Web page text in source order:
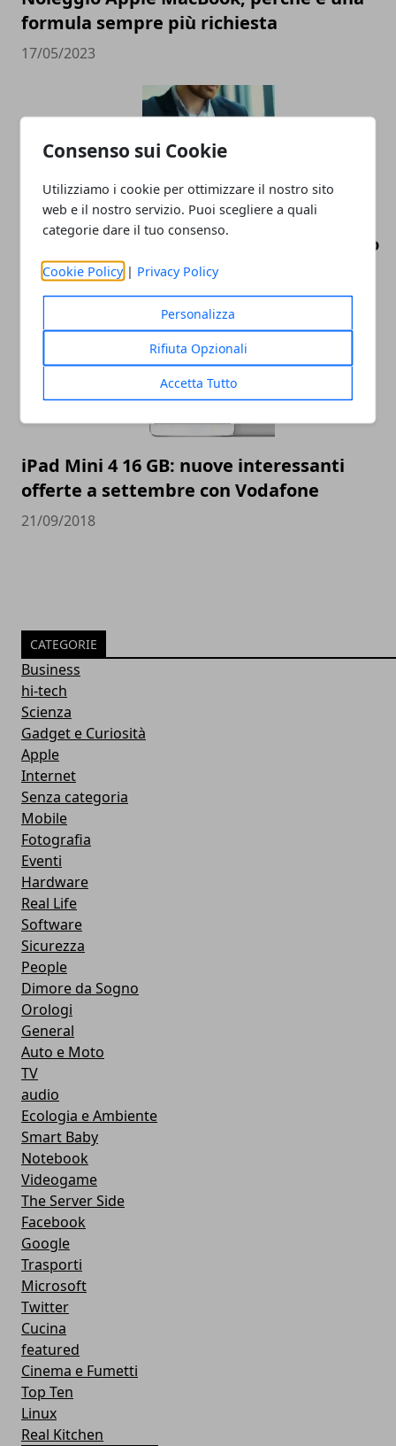
Consenso sui Cookie
Utilizziamo i cookie per ottimizzare il nostro sito
web e il nostro servizio. Puoi scegliere a quali
categorie dare il tuo consenso.
Cookie Policy | Privacy Policy
Personalizza
Rifiuta Opzionali
Accetta Tutto
formula sempre più richiesta
17/05/2023
Alcuni vantaggi di un Mac ricondizionato
23/03/2021
iPad Mini 4 16 GB: nuove interessanti
offerte a settembre con Vodafone
21/09/2018
CATEGORIE
Business
hi-tech
Scienza
Gadget e Curiosità
Apple
Internet
Senza categoria
Mobile
Fotografia
Eventi
Hardware
Real Life
Software
Sicurezza
People
Dimore da Sogno
Orologi
General
Auto e Moto
TV
audio
Ecologia e Ambiente
Smart Baby
Notebook
Videogame
The Server Side
Facebook
Google
Trasporti
Microsoft
Twitter
Cucina
featured
Cinema e Fumetti
Top Ten
Linux
Real Kitchen